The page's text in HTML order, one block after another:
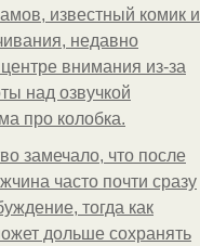
известный комик и
недавно
внимания из-за
над озвучкой
про колобка.
замечало, что после
часто почти сразу
тогда как
дольше сохранять